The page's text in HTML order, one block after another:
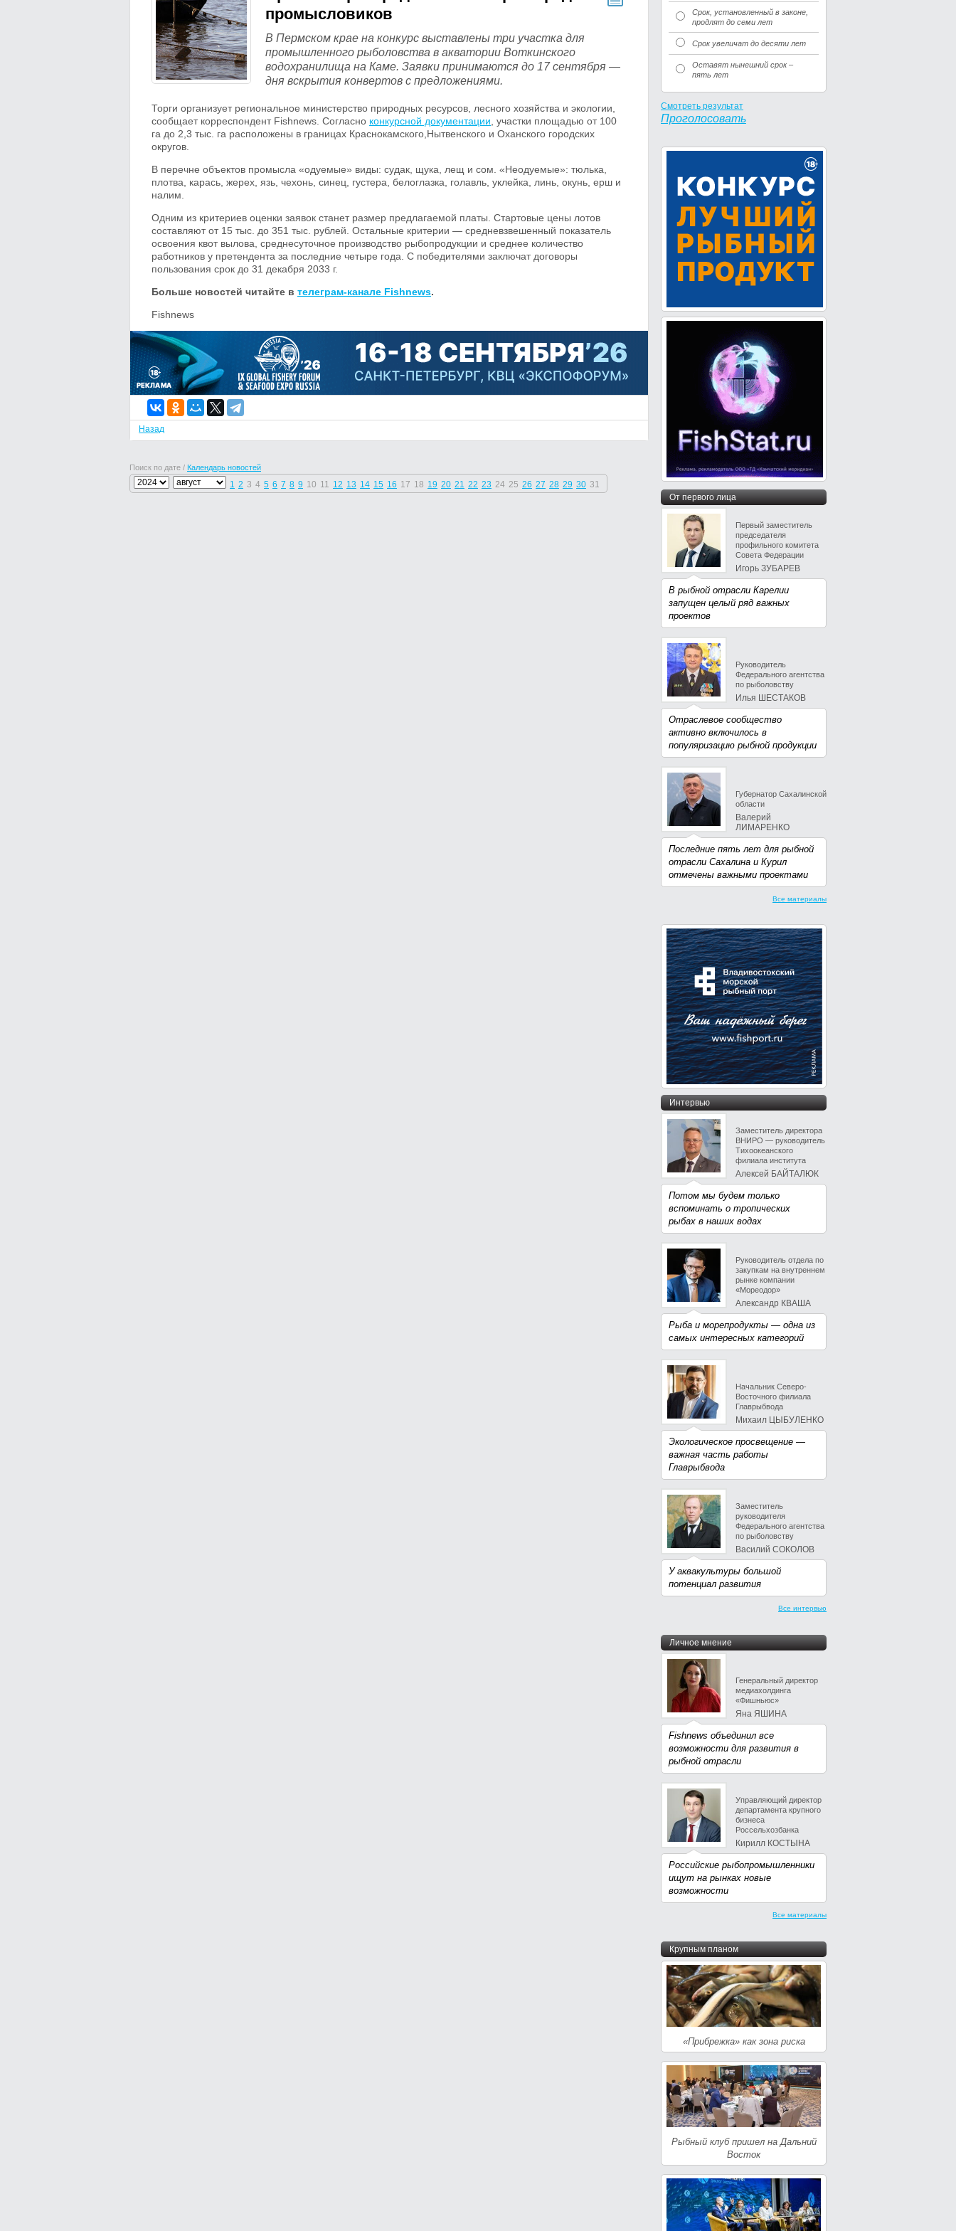
промысловиков
В Пермском крае на конкурс выставлены три участка для
промышленного рыболовства в акватории Воткинского
водохранилища на Каме. Заявки принимаются до 17 сентября —
дня вскрытия конвертов с предложениями.
Торги организует региональное министерство природных ресурсов, лесного хозяйства и экологии,
сообщает корреспондент Fishnews. Согласно конкурсной документации , участки площадью от 100
га до 2,3 тыс. га расположены в границах Краснокамского,Нытвенского и Оханского городских
округов.
В перечне объектов промысла «одуемые» виды: судак, щука, лещ и сом. «Неодуемые»: тюлька,
плотва, карась, жерех, язь, чехонь, синец, густера, белоглазка, голавль, уклейка, линь, окунь, ерш и
налим.
Одним из критериев оценки заявок станет размер предлагаемой платы. Стартовые цены лотов
составляют от 15 тыс. до 351 тыс. рублей. Остальные критерии — средневзвешенный показатель
освоения квот вылова, среднесуточное производство рыбопродукции и среднее количество
работников у претендента за последние четыре года. С победителями заключат договоры
пользования срок до 31 декабря 2033 г.
Больше новостей читайте в телеграм-канале Fishnews.
Fishnews
Назад
Поиск по дате / Календарь новостей
1 2 3 4 5 6 7 8 9 10 11 12 13 14 15 16 17 18 19 20 21 22 23 24 25 26 27 28 29 30 31
Срок, установленный в законе,
продлят до семи лет
Срок увеличат до десяти лет
Оставят нынешний срок –
пять лет
Смотреть результат
Проголосовать
От первого лица
Первый заместитель
председателя
профильного комитета
Совета Федерации
Игорь ЗУБАРЕВ
В рыбной отрасли Карелии
запущен целый ряд важных
проектов
Руководитель
Федерального агентства
по рыболовству
Илья ШЕСТАКОВ
Отраслевое сообщество
активно включилось в
популяризацию рыбной продукции
Губернатор Сахалинской
области
Валерий
ЛИМАРЕНКО
Последние пять лет для рыбной
отрасли Сахалина и Курил
отмечены важными проектами
Все материалы
Интервью
Заместитель директора
ВНИРО — руководитель
Тихоокеанского
филиала института
Алексей БАЙТАЛЮК
Потом мы будем только
вспоминать о тропических
рыбах в наших водах
Руководитель отдела по
закупкам на внутреннем
рынке компании
«Мореодор»
Александр КВАША
Рыба и морепродукты — одна из
самых интересных категорий
Начальник Северо-
Восточного филиала
Главрыбвода
Михаил ЦЫБУЛЕНКО
Экологическое просвещение —
важная часть работы
Главрыбвода
Заместитель
руководителя
Федерального агентства
по рыболовству
Василий СОКОЛОВ
У аквакультуры большой
потенциал развития
Все интервью
Личное мнение
Генеральный директор
медиахолдинга
«Фишньюс»
Яна ЯШИНА
Fishnews объединил все
возможности для развития в
рыбной отрасли
Управляющий директор
департамента крупного
бизнеса
Россельхозбанка
Кирилл КОСТЫНА
Российские рыбопромышленники
ищут на рынках новые
возможности
Все материалы
Крупным планом
«Прибрежка» как зона риска
Рыбный клуб пришел на Дальний
Восток